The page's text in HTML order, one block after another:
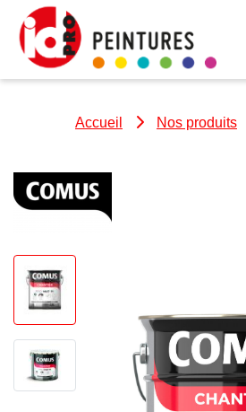
Accueil Nos produits